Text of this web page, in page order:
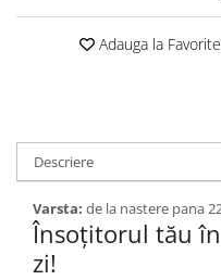
Adauga la Favorite
Descriere
Varsta: de la nastere pana
Însoțitorul tău
zi!